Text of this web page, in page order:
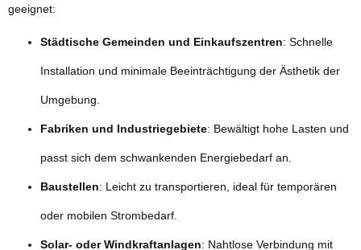
geeignet:
Städtische Gemeinden und Einkaufszentren: Schnelle
Installation und minimale Beeinträchtigung der Ästhetik der
Umgebung.
Fabriken und Industriegebiete: Bewältigt hohe Lasten und
passt sich dem schwankenden Energiebedarf an.
Baustellen: Leicht zu transportieren, ideal für temporären
oder mobilen Strombedarf.
Solar- oder Windkraftanlagen: Nahtlose Verbindung mit